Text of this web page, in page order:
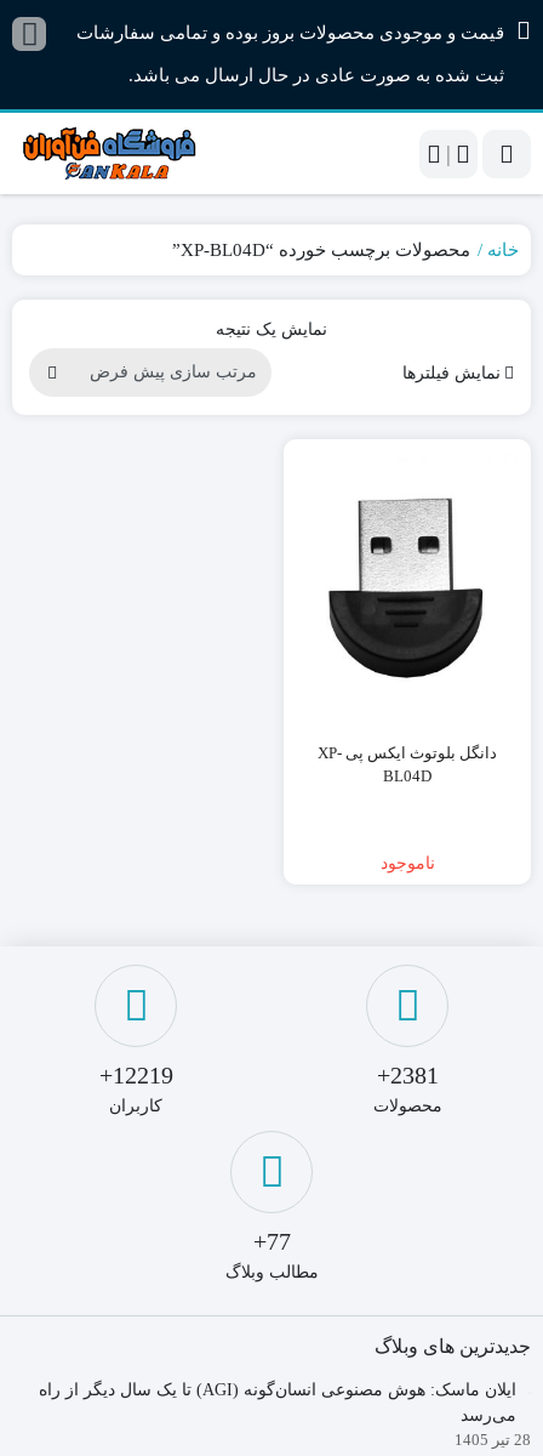
قیمت و موجودی محصولات بروز بوده و تمامی سفارشات
ثبت شده به صورت عادی در حال ارسال می باشد.
|
خانه محصولات برچسب خورده “XP-BL04D”
نمایش یک نتیجه
نمایش فیلترها
دانگل بلوتوث ایکس پی XP-
BL04D
ناموجود
2381+
محصولات
12219+
کاربران
77+
مطالب وبلاگ
جدیدترین های وبلاگ
ایلان ماسک: هوش مصنوعی انسان‌گونه (AGI) تا یک سال دیگر از راه
می‌رسد
28 تیر 1405